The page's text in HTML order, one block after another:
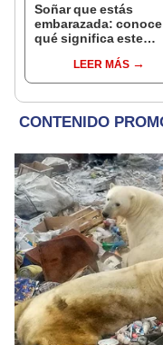
Soñar que estás
embarazada: conoce
qué significa este
LEER MÁS